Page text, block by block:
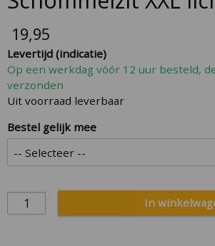
19,95
Levertijd (indicatie)
Op een werkdag vóór 12 uur besteld,
verzonden
Uit voorraad leverbaar
Bestel gelijk mee
In
to
beginning
of
the
images
gallery